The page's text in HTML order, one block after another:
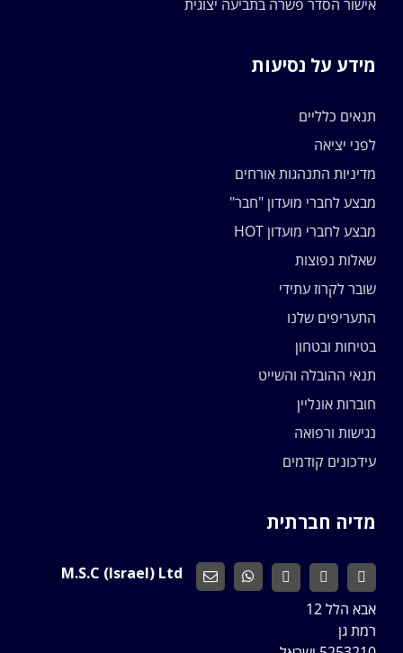
אישור הסדר פשרה בתביעה יצוגית
מידע על נסיעות
תנאים כלליים
לפני יציאה
מדיניות התנהגות אורחים
מבצע לחברי מועדון "חבר"
מבצע לחברי מועדון HOT
שאלות נפוצות
שובר לקרוז עתידי
התעריפים שלנו
בטיחות ובטחון
תנאי ההובלה והשייט
חוברות אונליין
נגישות ורפואה
עידכונים קודמים
מדיה חברתית
M.S.C (Israel) Ltd
אבא הלל 12
רמת גן